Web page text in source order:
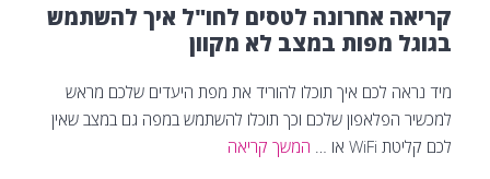
קריאה אחרונה לטסים לחו"ל איך להשתמש
בגוגל מפות במצב לא מקוון
מיד נראה לכם איך תוכלו להוריד את מפת היעדים שלכם מראש
למכשיר הפלאפון שלכם וכך תוכלו להשתמש במפה גם במצב שאין
לכם קליטת WiFi או …
המשך קריאה